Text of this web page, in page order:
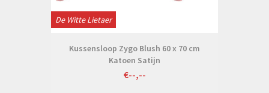
De Witte Lietaer
Kussensloop Zygo Blush 60 x 70 cm
Katoen Satijn
€--,--